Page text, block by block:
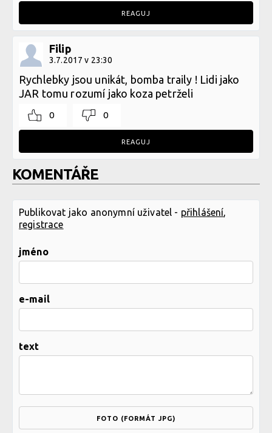
REAGUJ
Filip
3.7.2017 v 23:30
Rychlebky jsou unikát, bomba traily ! Lidi jako
JAR tomu rozumí jako koza petrželi
0 0
REAGUJ
KOMENTÁŘE
Publikovat jako anonymní uživatel - přihlášení,
registrace
jméno
e-mail
text
FOTO (FORMÁT JPG)